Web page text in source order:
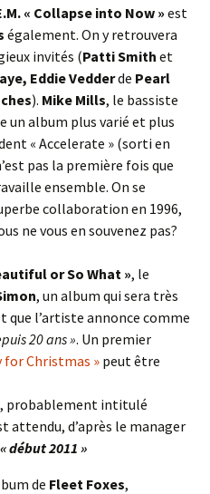
« Collapse into Now » est
également. On y retrouvera
invités (Patti Smith et
Eddie Vedderde Pearl
). Mike Mills, le bassiste
un album plus varié et plus
« Accelerate » (sorti en
pas la première fois que
ensemble. On se
collaboration en 1996,
ne vous en souvenez pas?
or So What », le
, un album qui sera très
que l’artiste annonce comme
20 ans ». Un premier
for Christmas » peut être
, probablement intitulé
attendu, d’après le manager
« début 2011 »
de Fleet Foxes,